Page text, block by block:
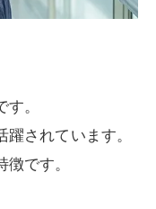
。
されています。
です。